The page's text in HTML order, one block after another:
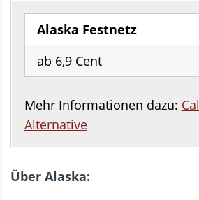
Alaska Festnetz
ab 6,9 Cent
Mehr Informationen dazu:
Alternative
Über Alaska: